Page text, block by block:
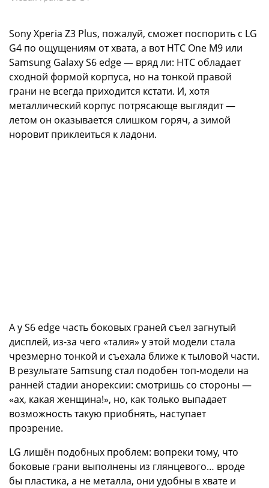
Sony Xperia Z3 Plus, пожалуй, сможет поспорить с LG
G4 по ощущениям от хвата, а вот HTC One M9 или
Samsung Galaxy S6 edge — вряд ли: HTC обладает
сходной формой корпуса, но на тонкой правой
грани не всегда приходится кстати. И, хотя
металлический корпус потрясающе выглядит —
летом он оказывается слишком горяч, а зимой
норовит приклеиться к ладони.
А у S6 edge часть боковых граней съел загнутый
дисплей, из-за чего «талия» у этой модели стала
чрезмерно тонкой и съехала ближе к тыловой части.
В результате Samsung стал подобен топ-модели на
ранней стадии анорексии: смотришь со стороны —
«ах, какая женщина!», но, как только выпадает
возможность такую приобнять, наступает
прозрение.
LG лишён подобных проблем: вопреки тому, что
боковые грани выполнены из глянцевого… вроде
бы пластика, а не металла, они удобны в хвате и